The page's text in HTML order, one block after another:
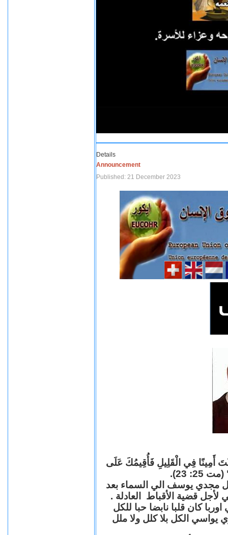
Details
Announcement
Published: 21 December 2023
أَمِينًا فِي الْقَلِيلِ فَأُقِيمُكَ عَلَى
23).
مجدي يوسف الي السماء بعد
قضية الأقباط العادلة .
كان قلبا نابضا حبا للكل
يواسي الكل بلا كلل ولا ملل